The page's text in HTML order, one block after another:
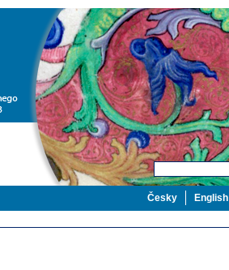
English
Česky